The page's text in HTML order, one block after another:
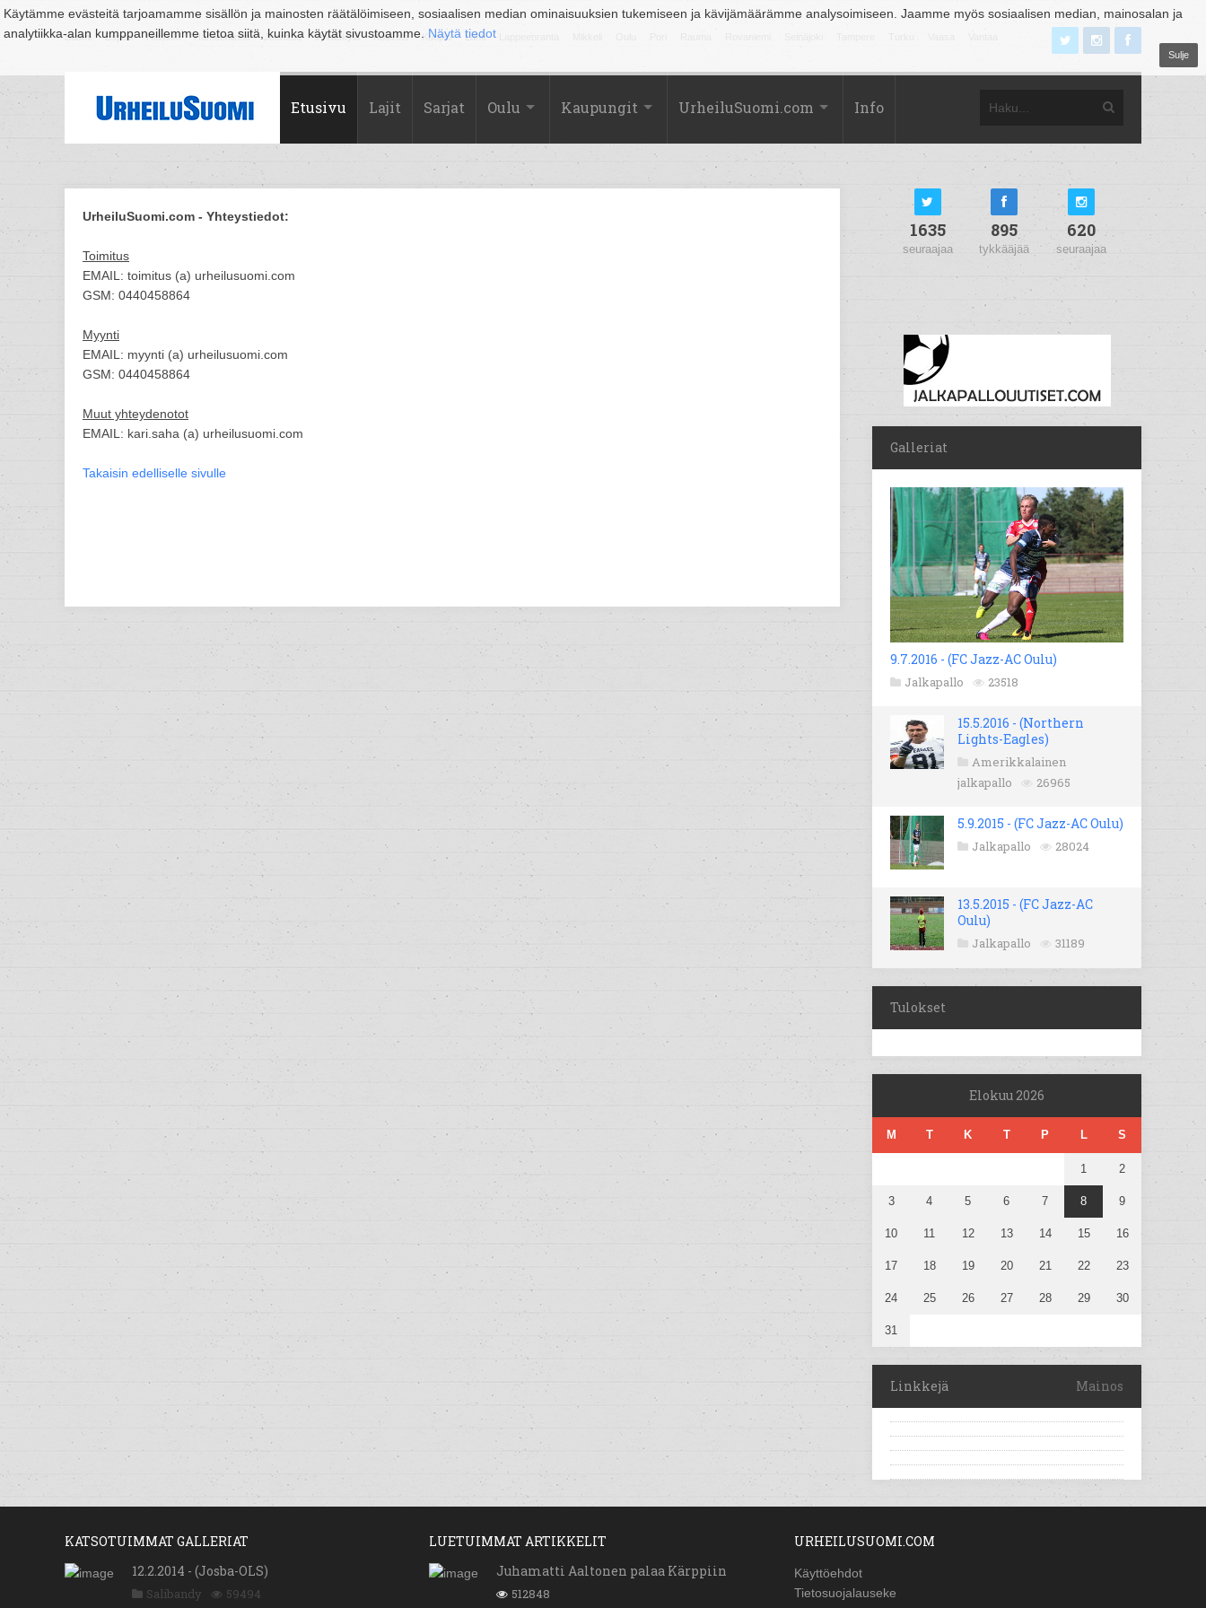
Käytämme evästeitä tarjoamamme sisällön ja mainosten räätälöimiseen, sosiaalisen median ominaisuuksien tukemiseen ja kävijämäärämme analysoimiseen. Jaamme myös sosiaalisen median, mainosalan ja
analytiikka-alan kumppaneillemme tietoa siitä, kuinka käytät sivustoamme. Näytä tiedot
Sulje
Suomi Espoo Helsinki Hämeenlinna Joensuu Jyväskylä Kouvola Kuopio Lahti
Etusivu Lajit Sarjat Oulu Kaupungit UrheiluSuomi.com Info
UrheiluSuomi.com - Yhteystiedot:
Toimitus
EMAIL: toimitus (a) urheilusuomi.com
GSM: 0440458864
Myynti
EMAIL: myynti (a) urheilusuomi.com
GSM: 0440458864
Muut yhteydenotot
EMAIL: kari.saha (a) urheilusuomi.com
Takaisin edelliselle sivulle
1635
seuraajaa
895
tykkääjää
620
seuraajaa
Galleriat
9.7.2016 - (FC Jazz-AC Oulu)
Jalkapallo 23518
15.5.2016 - (Northern
Lights-Eagles)
Amerikkalainen
jalkapallo
26965
5.9.2015 - (FC Jazz-AC Oulu)
Jalkapallo 28024
13.5.2015 - (FC Jazz-AC
Oulu)
Jalkapallo 31189
Tulokset
Elokuu 2026
M T K T P L S
1 2
3 4 5 6 7 8 9
10 11 12 13 14 15 16
17 18 19 20 21 22 23
24 25 26 27 28 29 30
31
Linkkejä Mainos
KATSOTUIMMAT GALLERIAT
12.2.2014 - (Josba-OLS)
Salibandy 59494
LUETUIMMAT ARTIKKELIT
Juhamatti Aaltonen palaa Kärppiin
512848
URHEILUSUOMI.COM
Käyttöehdot
Tietosuojalauseke